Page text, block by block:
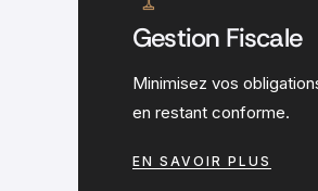
Gestion Fiscale
Minimisez vos
en restant conforme.
EN SAVOIR PLUS